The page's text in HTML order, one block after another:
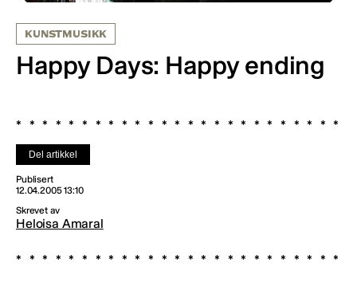
KUNSTMUSIKK
Happy Days: Happy ending
Del artikkel
Publisert
12.04.2005 13:10
Skrevet av
Heloisa Amaral